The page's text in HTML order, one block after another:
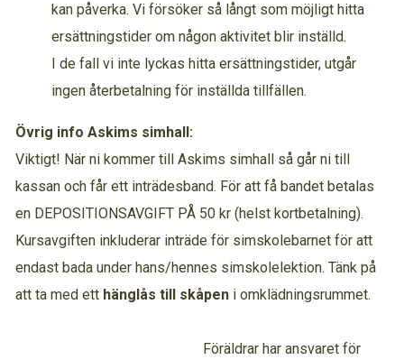
kan påverka. Vi försöker så långt som möjligt hitta
ersättningstider om någon aktivitet blir inställd.
I de fall vi inte lyckas hitta ersättningstider, utgår
ingen återbetalning för inställda tillfällen.
Övrig info Askims simhall:
Viktigt! När ni kommer till Askims simhall så går ni till
kassan och får ett inträdesband. För att få bandet betalas
en DEPOSITIONSAVGIFT PÅ 50 kr (helst kortbetalning).
Kursavgiften inkluderar inträde för simskolebarnet för att
endast bada under hans/hennes simskolelektion. Tänk på
att ta med ett hänglås till skåpen i omklädningsrummet.
Föräldrar har ansvaret för